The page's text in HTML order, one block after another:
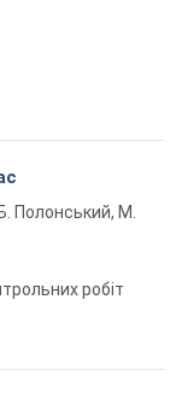
Полонський, М.
робіт